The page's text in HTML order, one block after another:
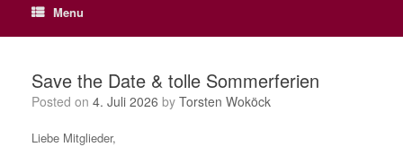
Menu
Save the Date & tolle Sommerferien
Posted on 4. Juli 2026 by Torsten Woköck
Liebe Mitglieder,